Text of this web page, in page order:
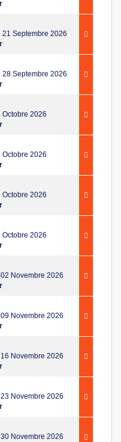
Septembre 2026
Septembre 2026
Octobre 2026
Octobre 2026
Octobre 2026
Octobre 2026
Novembre 2026
Novembre 2026
Novembre 2026
Novembre 2026
Novembre 2026